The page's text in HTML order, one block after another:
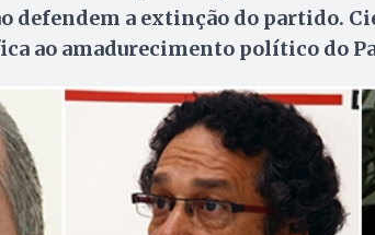
defendem a extinção do partido.
ao amadurecimento político do